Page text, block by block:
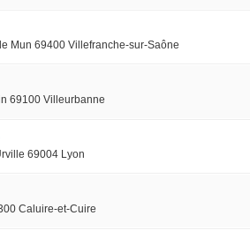
Mun 69400 Villefranche-sur-Saône
69100 Villeurbanne
69004 Lyon
Caluire-et-Cuire